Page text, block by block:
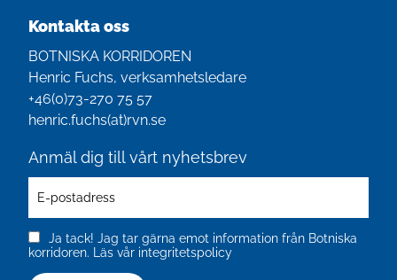
Kontakta oss
BOTNISKA KORRIDOREN
Henric Fuchs, verksamhetsledare
+46(0)‭73-270 75 57‬
henric.fuchs(at)rvn.se
Anmäl dig till vårt nyhetsbrev
Ja tack! Jag tar gärna emot information från Botniska
korridoren.
Läs vår integritetspolicy